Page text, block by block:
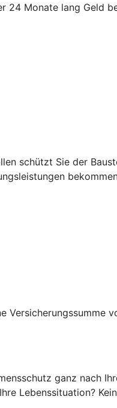
24 Monate lang Geld
schützt Sie der
Versicherungssumme
ganz nach
Lebenssituation?